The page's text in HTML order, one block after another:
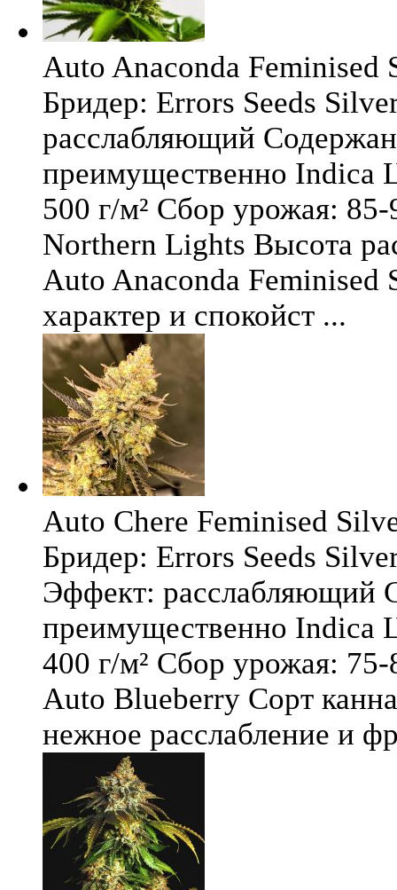
Auto Anaconda Feminised
Бридер: Errors Seeds
расслабляющий
преимущественно Indica
500 г/м² Сбор урожая:
Northern Lights Высота
Auto Anaconda
характер и спокойст ...
Auto Chere Feminised
Бридер: Errors Seeds
Эффект: расслабляющий
преимущественно Indica
400 г/м² Сбор урожая:
Auto Blueberry Сорт
нежное расслабление и